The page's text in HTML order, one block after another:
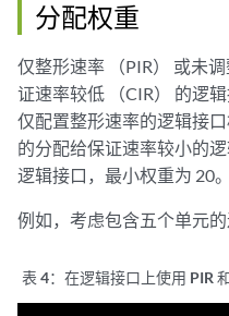
分配权重
仅整形速率 （PIR） 或未
证速率较低 （CIR） 的逻
仅配置整形速率的逻辑接
的分配给保证速率较小的
逻辑接口，最小权重为 20。
例如，考虑包含五个单元
表 4： 在逻辑接口上使用 PIR